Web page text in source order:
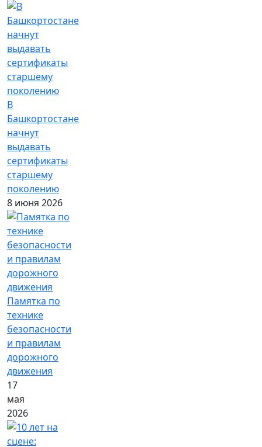
В
Башкортостане
начнут
выдавать
сертификаты
старшему
поколению
8 июня 2026
Памятка по
технике
безопасности
и правилам
дорожного
движения
17
мая
2026